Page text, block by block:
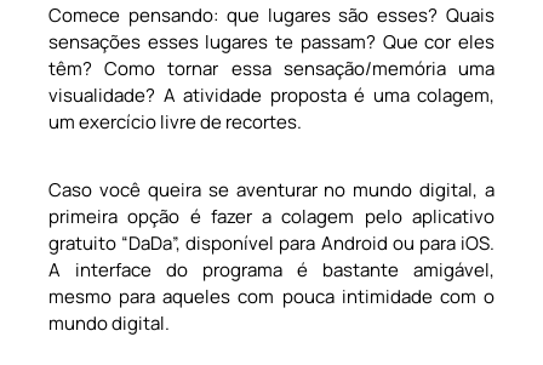
Comece pensando: que lugares são esses? Quais
sensações esses lugares te passam? Que cor eles
têm? Como tornar essa sensação/memória uma
visualidade? A atividade proposta é uma colagem,
um exercício livre de recortes.
Caso você queira se aventurar no mundo digital, a
primeira opção é fazer a colagem pelo aplicativo
gratuito “DaDa”, disponível para Android ou para iOS.
A interface do programa é bastante amigável,
mesmo para aqueles com pouca intimidade com o
mundo digital.